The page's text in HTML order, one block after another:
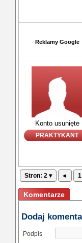
Reklamy Google
Konto usunięte
PRAKTYKANT
Stron: 2 ▾ ◂ 1
Komentarze
Dodaj
Podpis